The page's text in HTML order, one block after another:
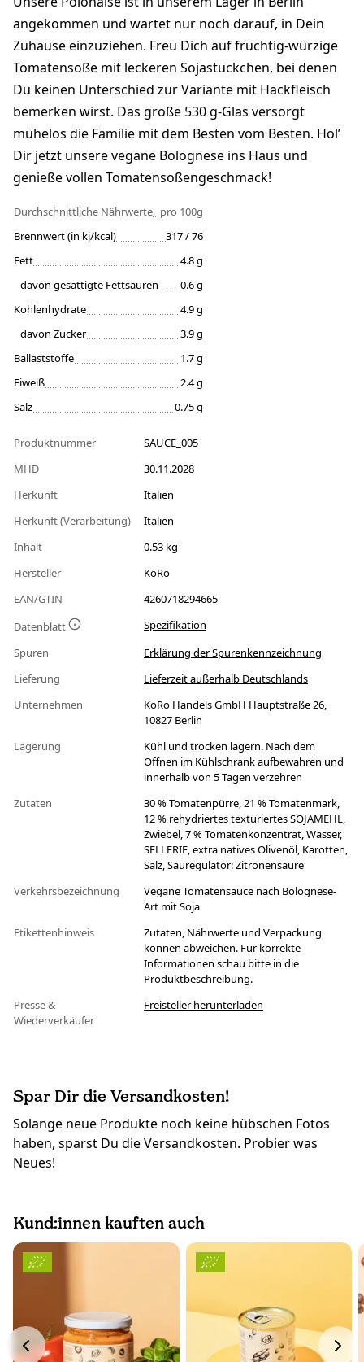
angekommen und wartet nur noch darauf, in Dein
Zuhause einzuziehen. Freu Dich auf fruchtig-würzige
Tomatensoße mit leckeren Sojastückchen, bei denen
Du keinen Unterschied zur Variante mit Hackfleisch
bemerken wirst. Das große 530 g-Glas versorgt
mühelos die Familie mit dem Besten vom Besten. Hol’
Dir jetzt unsere vegane Bolognese ins Haus und
genieße vollen Tomatensoßengeschmack!
Durchschnittliche Nährwerte pro 100g
Brennwert (in kj/kcal)
317 / 76
Fett
4.8 g
davon gesättigte Fettsäuren
0.6 g
Kohlenhydrate
4.9 g
davon Zucker
3.9 g
Ballaststoffe
1.7 g
Eiweiß
2.4 g
Salz
0.75 g
Produktnummer
SAUCE_005
MHD
30.11.2028
Herkunft
Italien
Herkunft (Verarbeitung)
Italien
Inhalt
0.53 kg
Hersteller
KoRo
EAN/GTIN
4260718294665
Datenblatt
Spezifikation
Spuren
Erklärung der Spurenkennzeichnung
Lieferung
Lieferzeit außerhalb Deutschlands
Unternehmen
KoRo Handels GmbH Hauptstraße 26,
10827 Berlin
Lagerung
Kühl und trocken lagern. Nach dem
Öffnen im Kühlschrank aufbewahren und
innerhalb von 5 Tagen verzehren
Zutaten
30 % Tomatenpürre, 21 % Tomatenmark,
12 % rehydriertes texturiertes SOJAMEHL,
Zwiebel, 7 % Tomatenkonzentrat, Wasser,
SELLERIE, extra natives Olivenöl, Karotten,
Salz, Säuregulator: Zitronensäure
Verkehrsbezeichnung
Vegane Tomatensauce nach Bolognese-
Art mit Soja
Etikettenhinweis
Zutaten, Nährwerte und Verpackung
können abweichen. Für korrekte
Informationen schau bitte in die
Produktbeschreibung.
Presse &
Wiederverkäufer
Freisteller herunterladen
Spar Dir die Versandkosten!
Solange neue Produkte noch keine hübschen Fotos
haben, sparst Du die Versandkosten. Probier was
Neues!
Kund:innen kauften auch